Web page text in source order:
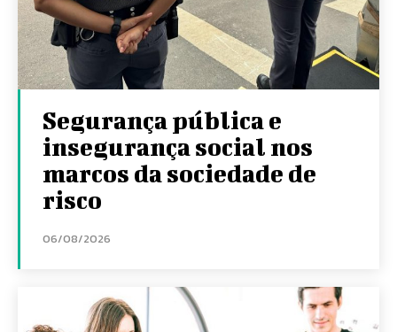
Segurança pública e
insegurança social nos
marcos da sociedade de
risco
06/08/2026